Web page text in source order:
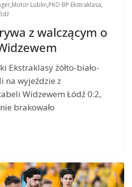
,Motor Lublin,PKO BP Ekstraklasa,
z walczącym o
Ekstraklasy żółto-biało-
na wyjeździe z
Widzewem Łódź 0:2,
brakowało